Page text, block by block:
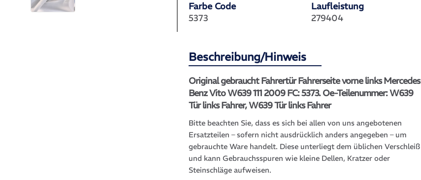
Farbe Code
Laufleistung
5373
279404
Beschreibung/Hinweis
Original gebraucht Fahrertür Fahrerseite vorne links Mercedes
Benz Vito W639 111 2009 FC: 5373. Oe-Teilenummer: W639
Tür links Fahrer, W639 Tür links Fahrer
Bitte beachten Sie, dass es sich bei allen von uns angebotenen
Ersatzteilen – sofern nicht ausdrücklich anders angegeben – um
gebrauchte Ware handelt. Diese unterliegt dem üblichen Verschleiß
und kann Gebrauchsspuren wie kleine Dellen, Kratzer oder
Steinschläge aufweisen.